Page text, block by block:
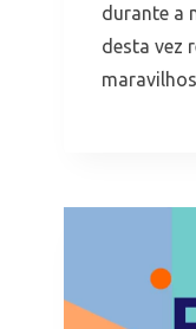
durante a
desta vez